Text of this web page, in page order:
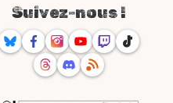
Suivez-nous !
FacebookInstagram
YoutubeTwitchTikTok
ThreadsDiscord
RSS